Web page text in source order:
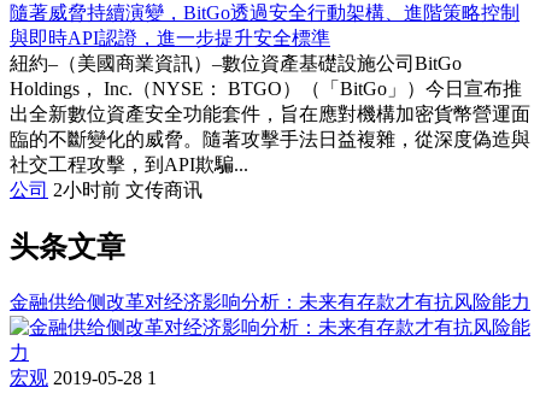
隨著威脅持續演變，BitGo透過安全行動架構、進階策略控制
與即時API認證，進一步提升安全標準
紐約–（美國商業資訊）–數位資產基礎設施公司BitGo
Holdings， Inc.（NYSE： BTGO）（「BitGo」）今日宣布推
出全新數位資產安全功能套件，旨在應對機構加密貨幣營運面
臨的不斷變化的威脅。隨著攻擊手法日益複雜，從深度偽造與
社交工程攻擊，到API欺騙...
公司 2小时前 文传商讯
头条文章
金融供给侧改革对经济影响分析：未来有存款才有抗风险能力
宏观 2019-05-28 1